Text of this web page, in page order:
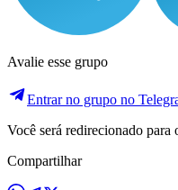
Avalie esse grupo
Entrar no grupo no
Você será redirecionado para
Compartilhar